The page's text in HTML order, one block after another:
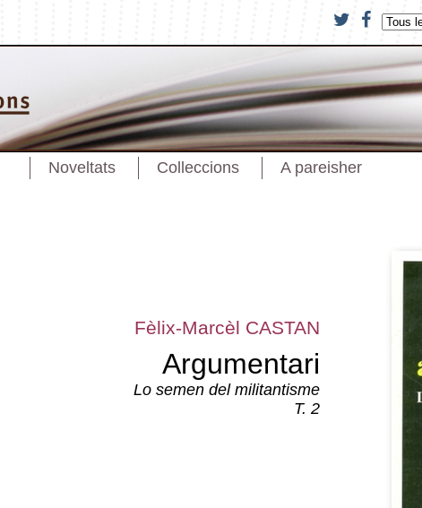
Noveltats Colleccions A pareisher
Fèlix-Marcèl CASTAN
Argumentari
Lo semen del militantisme
T. 2